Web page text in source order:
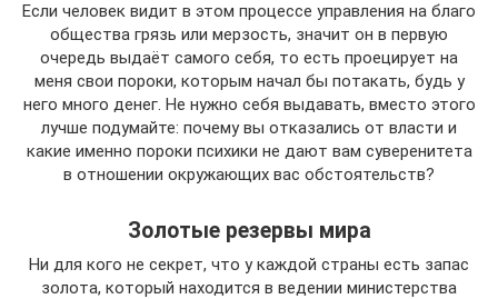
Если человек видит в этом процессе управления на благо
общества грязь или мерзость, значит он в первую
очередь выдаёт самого себя, то есть проецирует на
меня свои пороки, которым начал бы потакать, будь у
него много денег. Не нужно себя выдавать, вместо этого
лучше подумайте: почему вы отказались от власти и
какие именно пороки психики не дают вам суверенитета
в отношении окружающих вас обстоятельств?
Золотые резервы мира
Ни для кого не секрет, что у каждой страны есть запас
золота, который находится в ведении министерства